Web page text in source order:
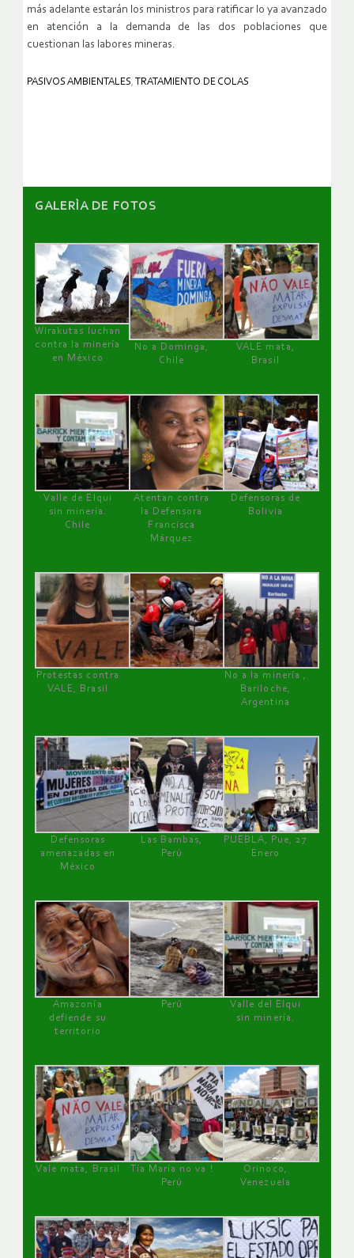
más adelante estarán los ministros para ratificar lo ya avanzado
en atención a la demanda de las dos poblaciones que
cuestionan las labores mineras.
PASIVOS AMBIENTALES, TRATAMIENTO DE COLAS
GALERÌA DE FOTOS
Wirakutas luchan
contra la minería
en México
No a Dominga,
Chile
VALE mata,
Brasil
Valle de Elqui
sin minería.
Chile
Atentan contra
la Defensora
Francisca
Márquez
Defensoras de
Bolivia
Protestas contra
VALE, Brasil
No a la minería ,
Bariloche,
Argentina
Defensoras
amenazadas en
México
Las Bambas,
Perú
PUEBLA, Pue, 27
Enero
Amazonía
defiende su
territorio
Perú
Valle del Elqui
sin minería.
Vale mata, Brasil
Tía María no va !
Perú
Orinoco,
Venezuela